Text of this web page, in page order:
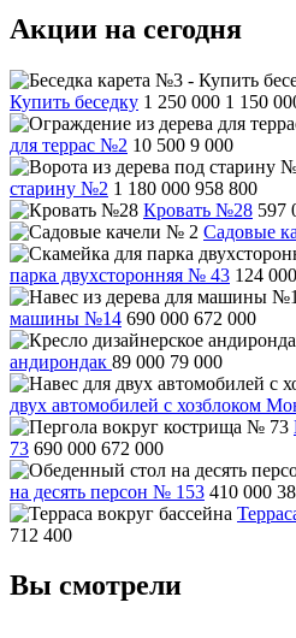
Акции на сегодня
Купить беседку 1 250 000 1 150
для террас №2 10 500 9 000
старину №2 1 180 000 958 800
Кровать №28 597
Садовые
парка двухсторонняя № 43 124 000
машины №14 690 000 672 000
андирондак 89 000 79 000
двух автомобилей с хозблоком
73 690 000 672 000
на десять персон № 153 410 000
712 400
Вы смотрели